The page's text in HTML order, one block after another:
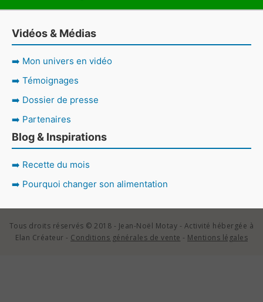
Vidéos & Médias
➡️ Mon univers en vidéo
➡️ Témoignages
➡️ Dossier de presse
➡️ Partenaires
Blog & Inspirations
➡️ Recette du mois
➡️ Pourquoi changer son alimentation
Tous droits réservés © 2018 - Jean-Noël Motay - Activité hébergée à
Elan Créateur - Conditions générales de vente - Mentions légales
projets